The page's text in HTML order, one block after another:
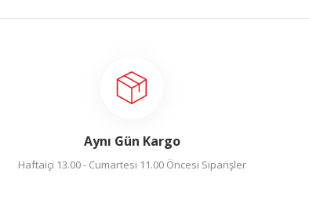
Aynı Gün Kargo
Haftaiçi 13.00 - Cumartesi 11.00 Öncesi Siparişler